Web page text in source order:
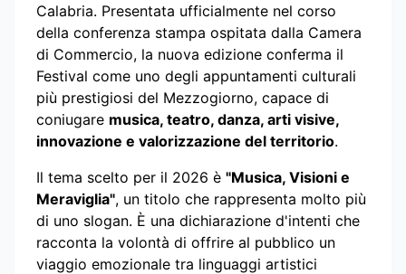
Calabria. Presentata ufficialmente nel corso
della conferenza stampa ospitata dalla Camera
di Commercio, la nuova edizione conferma il
Festival come uno degli appuntamenti culturali
più prestigiosi del Mezzogiorno, capace di
coniugare musica, teatro, danza, arti visive,
innovazione e valorizzazione del territorio.
Il tema scelto per il 2026 è "Musica, Visioni e
Meraviglia", un titolo che rappresenta molto più
di uno slogan. È una dichiarazione d'intenti che
racconta la volontà di offrire al pubblico un
viaggio emozionale tra linguaggi artistici